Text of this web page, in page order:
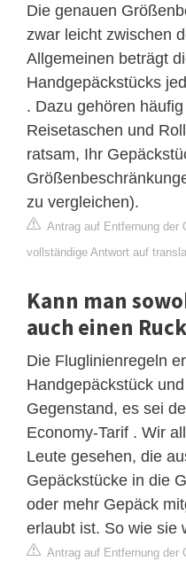
Die genauen
zwar leicht zwischen
Allgemeinen beträgt
Handgepäckstücks
. Dazu gehören
Reisetaschen und
ratsam, Ihr
zu vergleichen).
Antrag auf Entfernung der
vollständige Antwort auf
Kann man
auch einen
Die Fluglinienregeln
Handgepäckstück
Gegenstand, es sei
Economy-Tarif . Wir
Leute gesehen, die
Gepäckstücke in die
oder mehr Gepäck
erlaubt ist. So wie sie
Antrag auf Entfernung der